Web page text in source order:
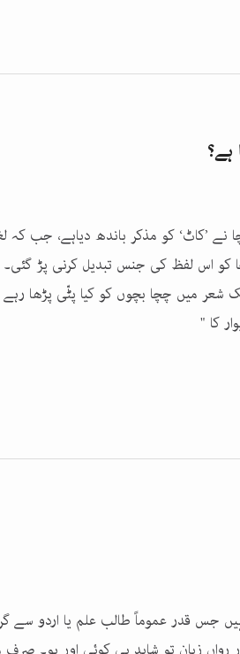
نے ’کاٹ‘ کو مذکر باندھ دیاہے، جب
اس لفظ کی جنس تبدیل کرنی پڑ گئی۔
شعر میں چچا بچوں کو کیا پٹّی پڑھا
کا "
جس قدر عموماً طالب علم یا اردو سے